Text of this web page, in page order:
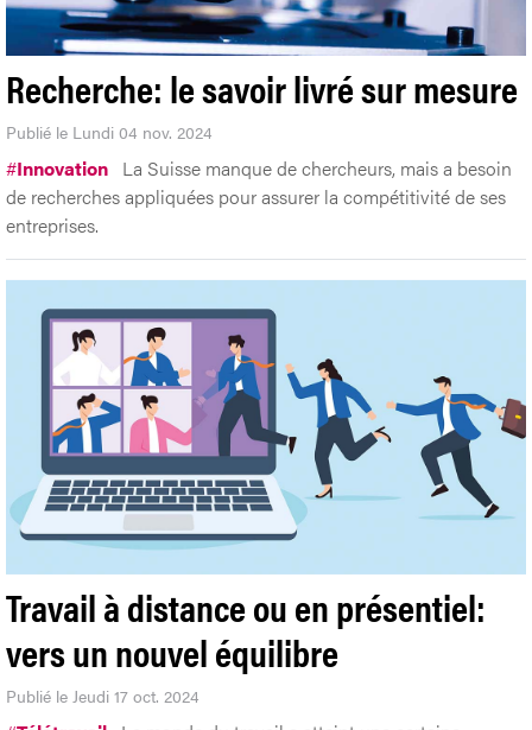
Recherche: le savoir livré sur mesure
Publié le Lundi 04 nov. 2024
#Innovation La Suisse manque de chercheurs, mais a besoin
de recherches appliquées pour assurer la compétitivité de ses
entreprises.
Travail à distance ou en présentiel:
vers un nouvel équilibre
Publié le Jeudi 17 oct. 2024